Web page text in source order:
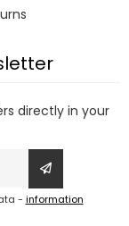
directly in your
- information